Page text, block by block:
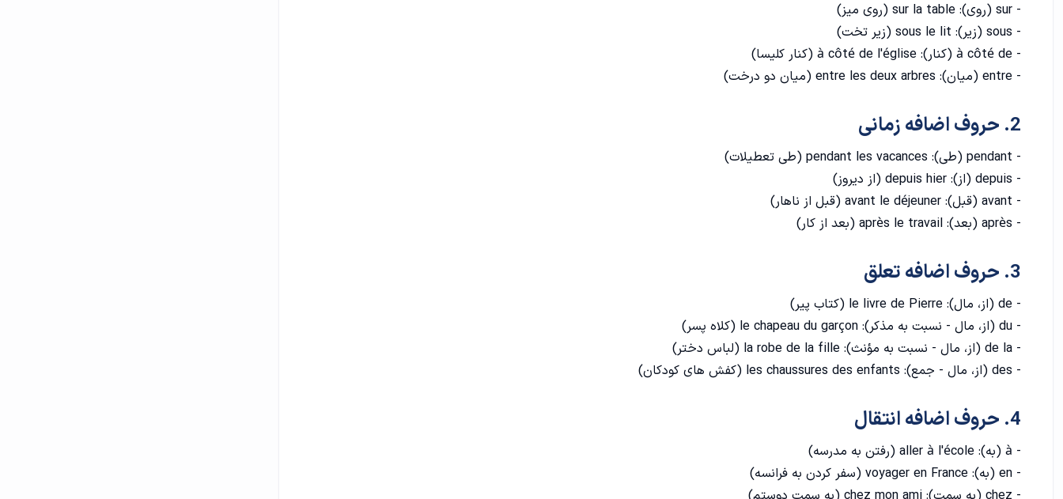
- sur (روی): sur la table (روی میز)
- sous (زیر): sous le lit (زیر تخت)
- à côté de (کنار): à côté de l'église (کنار کلیسا)
- entre (میان): entre les deux arbres (میان دو درخت)
2. حروف اضافه زمانی
- pendant (طی): pendant les vacances (طی تعطیلات)
- depuis (از): depuis hier (از دیروز)
- avant (قبل): avant le déjeuner (قبل از ناهار)
- après (بعد): après le travail (بعد از کار)
3. حروف اضافه تعلق
- de (از، مال): le livre de Pierre (کتاب پیر)
- du (از، مال - نسبت به مذکر): le chapeau du garçon (کلاه پسر)
- de la (از، مال - نسبت به مؤنث): la robe de la fille (لباس دختر)
- des (از، مال - جمع): les chaussures des enfants (کفش های کودکان)
4. حروف اضافه انتقال
- à (به): aller à l'école (رفتن به مدرسه)
- en (به): voyager en France (سفر کردن به فرانسه)